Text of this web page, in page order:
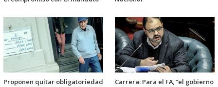
Proponen quitar obligatoriedad
Carrera: Para el FA, “el gobierno